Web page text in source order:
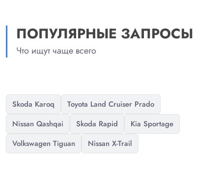
ПОПУЛЯРНЫЕ ЗАПРОСЫ
Что ищут чаще всего
Skoda Karoq
Toyota Land Cruiser Prado
Nissan Qashqai
Skoda Rapid
Kia Sportage
Volkswagen Tiguan
Nissan X-Trail